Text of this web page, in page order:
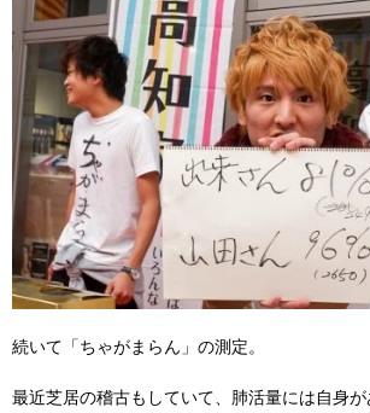
続いて「ちゃがまらん」の測定。
最近芝居の稽古もしていて、肺活量には自身